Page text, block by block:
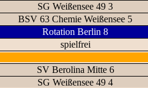
SG Weißensee 49 3
BSV 63 Chemie Weißensee 5
Rotation Berlin 8
spielfrei
SV Berolina Mitte 6
SG Weißensee 49 4